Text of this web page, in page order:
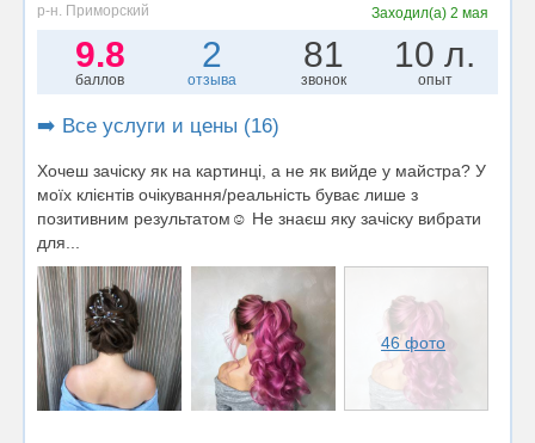
р-н. Приморский Заходил(а)2 мая
9.8
баллов
2
отзыва
81
звонок
10 л.
опыт
➡️ Все услуги и цены (16)
Хочеш зачіску як на картинці, а не як вийде у майстра? У
моїх клієнтів очікування/реальність буває лише з
позитивним результатом☺️ Не знаєш яку зачіску вибрати
для...
46 фото